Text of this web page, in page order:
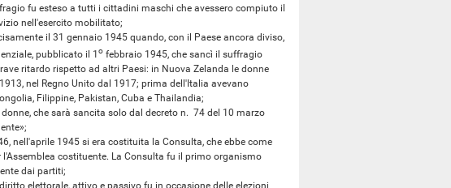
fu esteso a tutti i cittadini maschi che avessero compiuto il
nell'esercito mobilitato;
il 31 gennaio 1945 quando, con il Paese ancora diviso,
pubblicato il 1 o febbraio 1945, che sancì il suffragio
ritardo rispetto ad altri Paesi: in Nuova Zelanda le donne
nel Regno Unito dal 1917; prima dell'Italia avevano
Filippine, Pakistan, Cuba e Thailandia;
che sarà sancita solo dal decreto n. 74 del 10 marzo
nell'aprile 1945 si era costituita la Consulta, che ebbe come
costituente. La Consulta fu il primo organismo
dai partiti;
elettorale, attivo e passivo fu in occasione delle elezioni